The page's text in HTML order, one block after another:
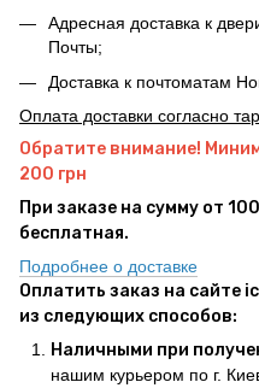
Адресная доставка к
Почты;
Доставка к почтоматам
Оплата доставки согласно
Обратите внимание!
200 грн
При заказе на сумму от
бесплатная.
Подробнее о доставке
Оплатить заказ на сайте
из следующих способов:
Наличными при
нашим курьером по г.